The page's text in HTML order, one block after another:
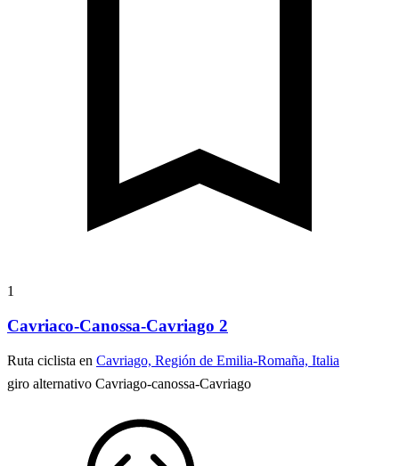
1
Cavriaco-Canossa-Cavriago 2
Ruta ciclista en Cavriago, Región de Emilia-Romaña, Italia
giro alternativo Cavriago-canossa-Cavriago